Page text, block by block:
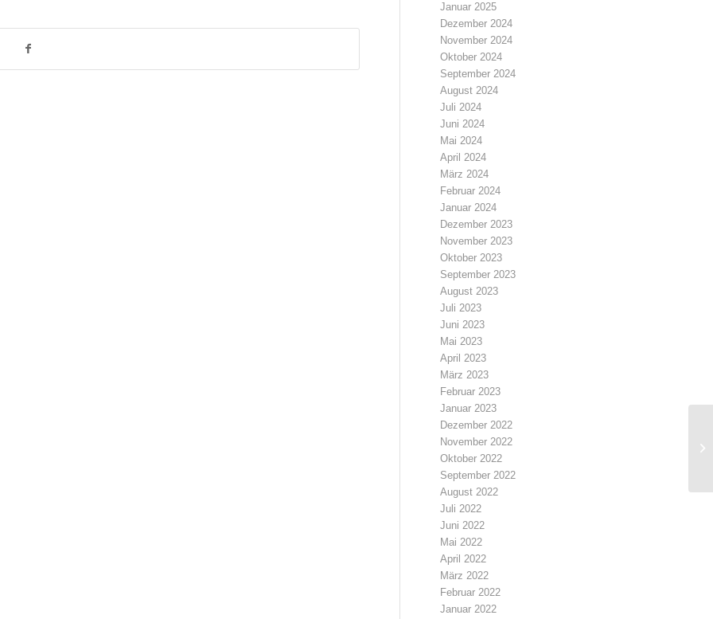
Januar 2025
Dezember 2024
November 2024
Oktober 2024
September 2024
August 2024
Juli 2024
Juni 2024
Mai 2024
April 2024
März 2024
Februar 2024
Januar 2024
Dezember 2023
November 2023
Oktober 2023
September 2023
August 2023
Juli 2023
Juni 2023
Mai 2023
April 2023
März 2023
Februar 2023
Januar 2023
Dezember 2022
November 2022
Oktober 2022
September 2022
August 2022
Juli 2022
Juni 2022
Mai 2022
April 2022
März 2022
Februar 2022
Januar 2022